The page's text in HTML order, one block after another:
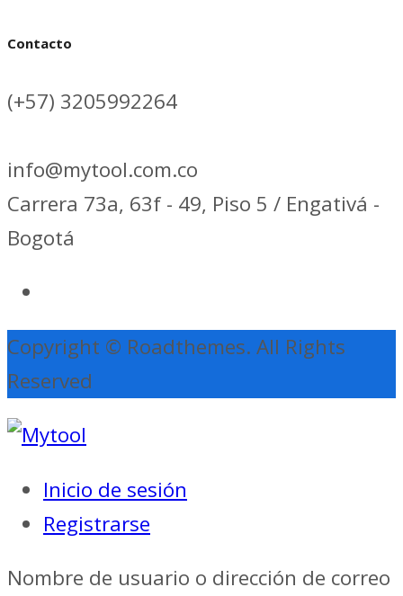
Contacto
(+57) 3205992264
info@mytool.com.co
Carrera 73a, 63f - 49, Piso 5 / Engativá -
Bogotá
Copyright © Roadthemes. All Rights
Reserved
Inicio de sesión
Registrarse
Nombre de usuario o dirección de correo